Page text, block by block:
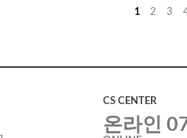
1 2 3
CS CENTER
온라인